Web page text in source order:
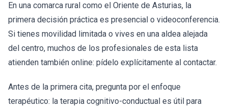
En una comarca rural como el Oriente de Asturias, la
primera decisión práctica es presencial o videoconferencia.
Si tienes movilidad limitada o vives en una aldea alejada
del centro, muchos de los profesionales de esta lista
atienden también online: pídelo explícitamente al contactar.
Antes de la primera cita, pregunta por el enfoque
terapéutico: la terapia cognitivo-conductual es útil para